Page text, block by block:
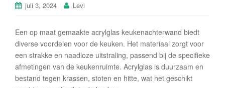
juli 3, 2024 Levi
Een op maat gemaakte acrylglas keukenachterwand biedt
diverse voordelen voor de keuken. Het materiaal zorgt voor
een strakke en naadloze uitstraling, passend bij de specifieke
afmetingen van de keukenruimte. Acrylglas is duurzaam en
bestand tegen krassen, stoten en hitte, wat het geschikt